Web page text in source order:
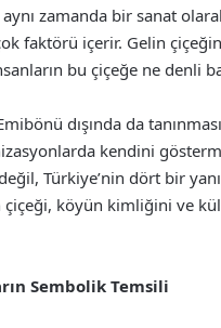
zamanda bir sanat
faktörü içerir. Gelin
bu çiçeğe ne denli
dışında da
kendini
Türkiye’nin dört bir
çiçeği, köyün kimliğini ve
Sembolik Temsili